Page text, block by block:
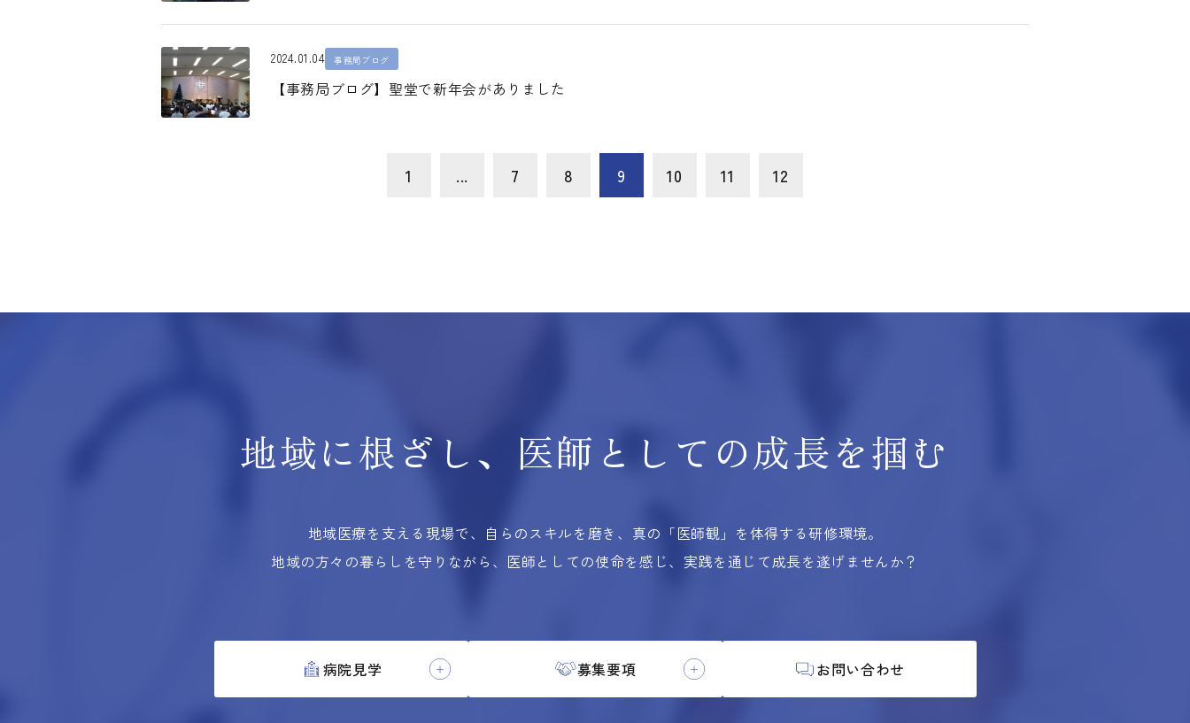
2024.01.04 事務局ブログ
【事務局ブログ】聖堂で新年会がありました
1 ... 7 8 9 10 11 12
地域に根ざし、 医師としての成長を掴む
地域医療を支える現場で、自らのスキルを磨き、 真の「医師観」を体得する研修環境。
地域の方々の暮らしを守りながら、医師としての使命を感じ、実践を通じて成長を遂げませんか？
病院見学 募集要項 お問い合わせ